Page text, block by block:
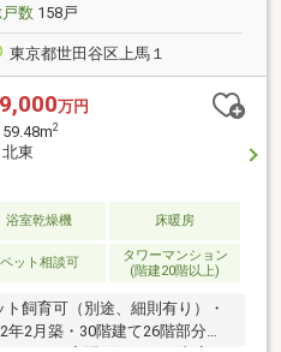
数158戸
東京都世田谷区上馬１
万円
2
東
浴室乾燥機 床暖房
ペット相談可
タワーマンション
(階建20階以上)
飼育可（別途、細則有り）・
2月築・30階建て26階部分・